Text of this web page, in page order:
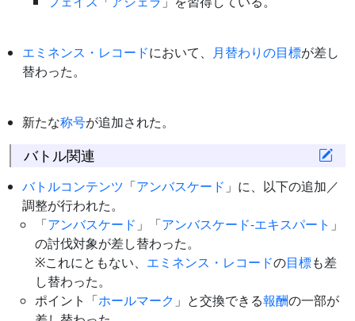
エミネンス・レコードにおいて、 月替わりの目標が差し
替わった。
新たな称号が追加された。
バトル関連
バトルコンテンツ 「アンバスケード 」に、以下の追加／
調整が行われた。
「アンバスケード 」「アンバスケード-エキスパート 」
の討伐対象が差し替わった。
※これにともない、 エミネンス・レコードの目標も差
し替わった。
ポイント「ホールマーク 」と交換できる報酬の一部が